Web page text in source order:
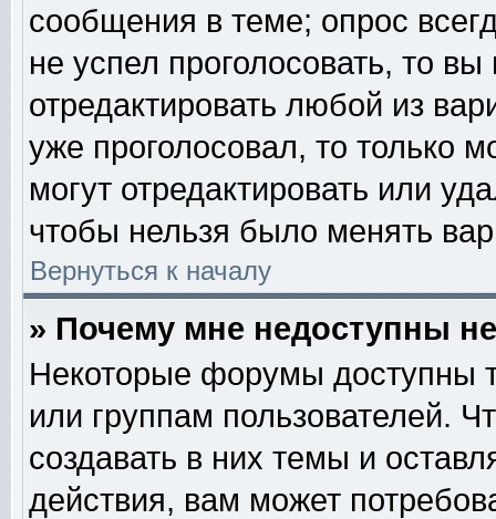
сообщения в теме; опрос
не успел проголосовать, то
отредактировать любой из
уже проголосовал, то только
могут отредактировать или
чтобы нельзя было менять
Вернуться к началу
» Почему мне недоступны
Некоторые форумы доступны
или группам пользователей.
создавать в них темы и
действия, вам может